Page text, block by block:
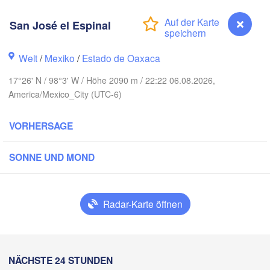
San José el Espinal
Welt/Mexiko /Estado de Oaxaca
17°26' N / 98°3' W / Höhe 2090 m / 22:22 06.08.2026,
America/Mexico_City (UTC-6)
VORHERSAGE
SONNE UND MOND
Radar-Karte öffnen
NÄCHSTE 24 STUNDEN
León
Monterrey
San Luis Potosí
Ciudad Victoria
Ciudad de México
Veracruz
San José el Espinal